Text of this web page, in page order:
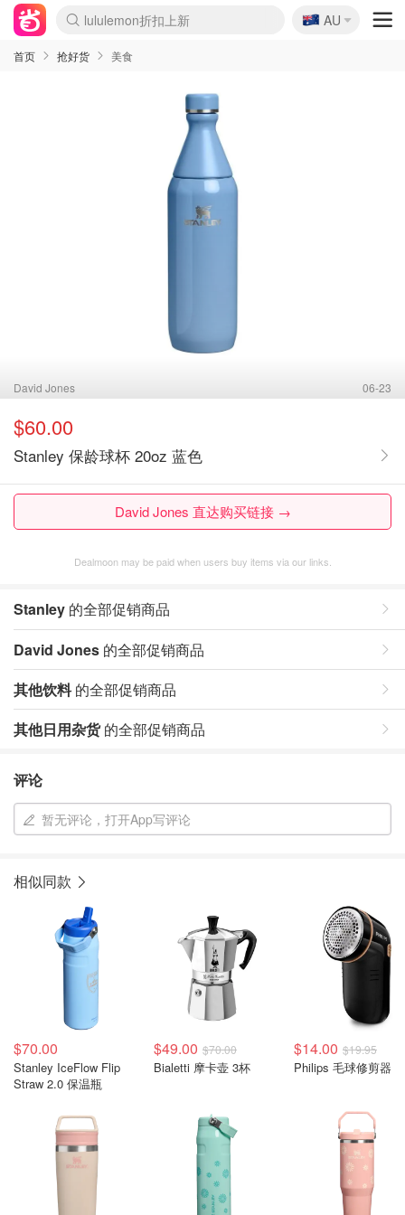
lululemon折扣上新
SSENSE年中2.5折
FreshBeauty好价汇总
Cettire降价+叠9折
WWS Coles超市实拍
viagogo二手票捡漏
Myer超级周末
The Outnet奢牌1折起
David Jones 3折起
Flannels大牌1折
Perfumes Club护肤1折
AMIRO面罩$251
Amazon折扣汇总
eToro入金$200送$50
Amazon数码好物
ICONIC本周7.5折
ThedoubleF高奢地板价
Moose Knuckles 6折
丝芙兰5折起
EUFY摄像头$98
Selenichast首饰2折
Trip机票酒店促销
YSL送5件彩妆礼
Amazon家居好物
Amazon美妆护肤
雅漾大喷$8
过敏原检测盒$33
伊索独家赠50ml沐浴露
科颜氏高保湿面霜$29
SEALIFE海洋馆门票6折
丝塔芙大白罐$16
订阅Newsletter送香薰
Cult Beauty 6.8折
Harrods圣诞日历$525
LN-CC奢牌私促3折
d'Alba空姐喷雾$16
EVE LOM套装£56
Bernardelli独家4折
Adore Beauty 6折起
CT圣诞日历
Mytheresa奢品2.7折
Luxury Escapes 9折
Currentbody美容仪$881
MOON Garden Live
Roborock扫地机$649
Tingo Life水杯$24
Valentino官网5折
CR洗护套装$23
修丽可4件套$159
Myer彩妆2件7折
GANNI官网4.5折
Stylevana韩妆4折
Tessabit高奢8.5折
OGX洗发水$11
Amazon阿德莱德次日达
卡诗8.5折+赠礼
Philips Hue灯具8折
🇦🇺
AU
首页 抢好货 美食
David Jones 06-23
$60.00
Stanley 保龄球杯 20oz 蓝色
David Jones 直达购买链接 →
Dealmoon may be paid when users buy items via our links.
Stanley 的全部促销商品
David Jones 的全部促销商品
其他饮料的全部促销商品
其他日用杂货的全部促销商品
评论
暂无评论，打开App写评论
相似同款
$70.00
Stanley IceFlow Flip
Straw 2.0 保温瓶
$49.00 $70.00
Bialetti 摩卡壶 3杯
$14.00 $19.95
Philips 毛球修剪器